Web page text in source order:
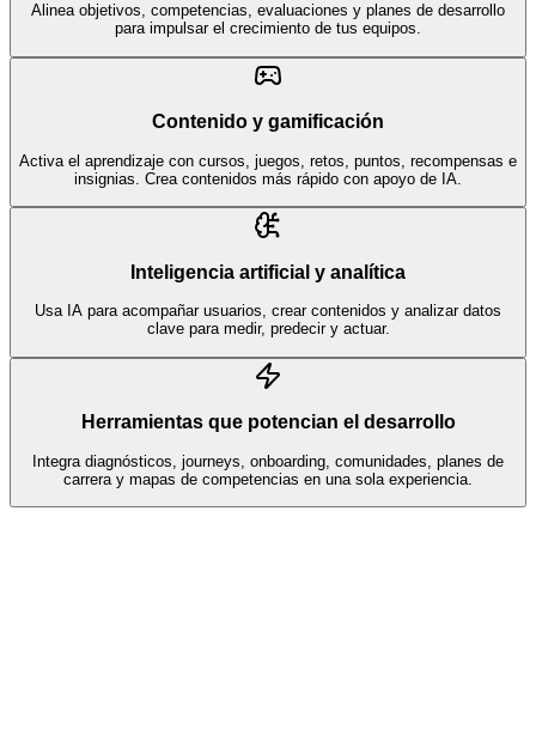
Alinea objetivos, competencias, evaluaciones y planes de desarrollo
para impulsar el crecimiento de tus equipos.
Contenido y gamificación
Activa el aprendizaje con cursos, juegos, retos, puntos, recompensas e
insignias. Crea contenidos más rápido con apoyo de IA.
Inteligencia artificial y analítica
Usa IA para acompañar usuarios, crear contenidos y analizar datos
clave para medir, predecir y actuar.
Herramientas que potencian el desarrollo
Integra diagnósticos, journeys, onboarding, comunidades, planes de
carrera y mapas de competencias en una sola experiencia.